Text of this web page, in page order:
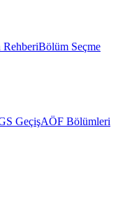
RehberiBölüm Seçme
GeçişAÖF Bölümleri